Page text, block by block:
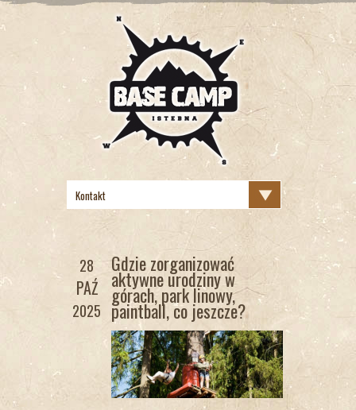
28
PAŹ
2025
Gdzie zorganizować
aktywne urodziny w
górach, park linowy,
paintball, co jeszcze?